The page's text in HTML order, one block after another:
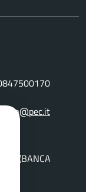
(BANCA